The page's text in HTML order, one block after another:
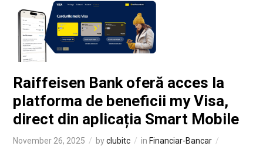
Raiffeisen Bank oferă acces la
platforma de beneficii my Visa,
direct din aplicația Smart Mobile
November 26, 2025 byclubitc in Financiar-Bancar